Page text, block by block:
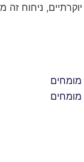
ניחוח זה